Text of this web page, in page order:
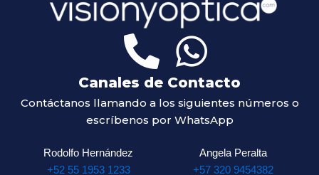
Canales de Contacto
Contáctanos llamando a los siguientes números o
escríbenos por WhatsApp
Rodolfo Hernández
+52 55 1953 1233
Angela Peralta
+57 320 9454382